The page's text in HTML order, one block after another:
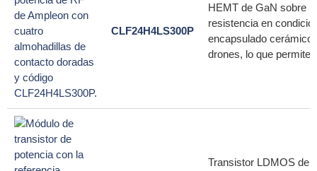
CLF24H4LS300P
HEMT de GaN sobre
resistencia en
encapsulado cerámico
drones, lo que permite
Transistor LDMOS de